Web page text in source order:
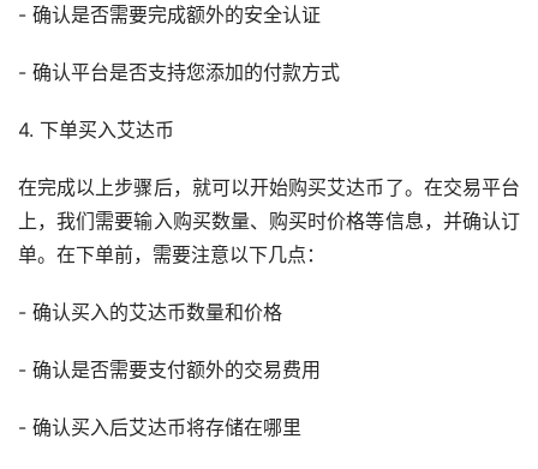
- 确认是否需要完成额外的安全认证
- 确认平台是否支持您添加的付款方式
4. 下单买入艾达币
在完成以上步骤后，就可以开始购买艾达币了。在交易平台
上，我们需要输入购买数量、购买时价格等信息，并确认订
单。在下单前，需要注意以下几点：
- 确认买入的艾达币数量和价格
- 确认是否需要支付额外的交易费用
- 确认买入后艾达币将存储在哪里